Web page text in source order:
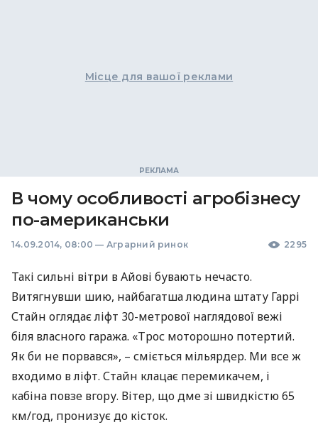
Місце для вашої реклами
В чому особливості агробізнесу
по-американськи
14.09.2014, 08:00 — Аграрний ринок 2295
Такі сильні вітри в Айові бувають нечасто.
Витягнувши шию, найбагатша людина штату Гаррі
Стайн оглядає ліфт 30-метрової наглядової вежі
біля власного гаража. «Трос моторошно потертий.
Як би не порвався», – сміється мільярдер. Ми все ж
входимо в ліфт. Стайн клацає перемикачем, і
кабіна повзе вгору. Вітер, що дме зі швидкістю 65
км/год, пронизує до кісток.